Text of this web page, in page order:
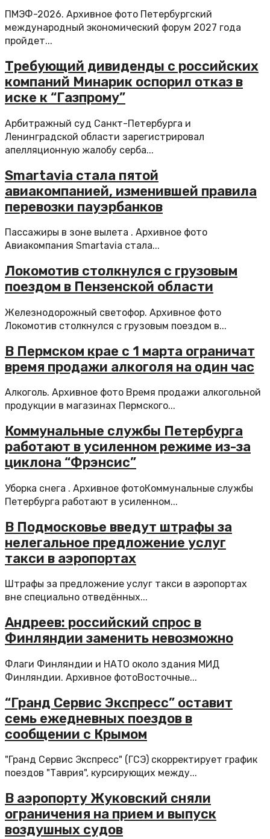
ПМЭФ-2026. Архивное фото Петербургский
международный экономический форум 2027 года
пройдет...
Требующий дивиденды с российских
компаний Минарик оспорил отказ в
иске к “Газпрому”
Арбитражный суд Санкт-Петербурга и
Ленинградской области зарегистрировал
апелляционную жалобу серба...
Smartavia стала пятой
авиакомпанией, изменившей правила
перевозки пауэрбанков
Пассажиры в зоне вылета . Архивное фото
Авиакомпания Smartavia стала...
Локомотив столкнулся с грузовым
поездом в Пензенской области
Железнодорожный светофор. Архивное фото
Локомотив столкнулся с грузовым поездом в...
В Пермском крае с 1 марта ограничат
время продажи алкоголя на один час
Алкоголь. Архивное фото Время продажи алкогольной
продукции в магазинах Пермского...
Коммунальные службы Петербурга
работают в усиленном режиме из-за
циклона “Фрэнсис”
Уборка снега . Архивное фотоКоммунальные службы
Петербурга работают в усиленном...
В Подмосковье введут штрафы за
нелегальное предложение услуг
такси в аэропортах
Штрафы за предложение услуг такси в аэропортах
вне специально отведённых...
Андреев: российский спрос в
Финляндии заменить невозможно
Флаги Финляндии и НАТО около здания МИД
Финляндии. Архивное фотоВосточные...
“Гранд Сервис Экспресс” оставит
семь ежедневных поездов в
сообщении с Крымом
"Гранд Сервис Экспресс" (ГСЭ) скорректирует график
поездов "Таврия", курсирующих между...
В аэропорту Жуковский сняли
ограничения на прием и выпуск
воздушных судов